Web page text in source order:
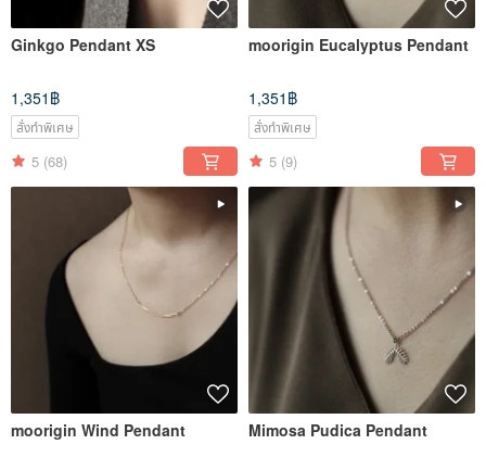
Ginkgo Pendant XS
1,351฿
สั่งทำพิเศษ
5 (68)
moorigin Eucalyptus Pendant
1,351฿
สั่งทำพิเศษ
5 (9)
moorigin Wind Pendant Mimosa Pudica Pendant